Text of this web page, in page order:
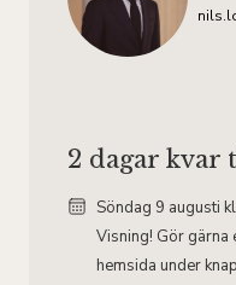
2 dagar kvar
Söndag 9 augusti
Visning! Gör gärna
hemsida under